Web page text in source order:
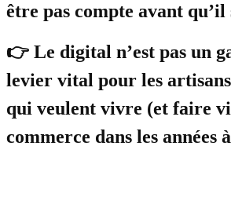
être pas compte avant
👉 Le digital n’est pas un
levier vital pour les
qui veulent vivre (et faire
commerce dans les années